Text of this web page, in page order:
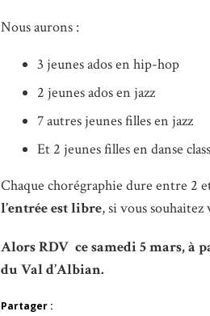
Nous aurons :
3 jeunes ados en hip-hop
2 jeunes ados en jazz
7 autres jeunes filles en jazz
Et 2 jeunes filles en danse
Chaque chorégraphie dure entre 2
l’entrée est libre, si vous
Alors RDV ce samedi 5 mars, à
du Val d’Albian.
Partager :